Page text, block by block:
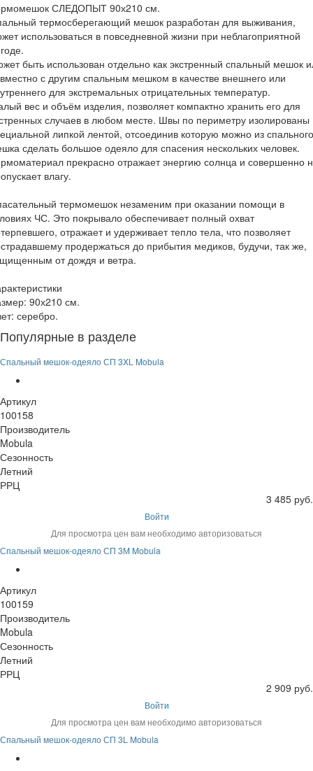
СЛЕДОПЫТ 90х210 см.
термосберегающий мешок разработан для выживания,
использоваться в повседневной жизни при неблагоприятной
быть использован отдельно как экстренный спальный мешок
с другим спальным мешком в качестве внешнего или
для экстремальных отрицательных температур.
вес и объём изделия, позволяет компактно хранить его для
случаев в любом месте. Швы по периметру изолированы
липкой лентой, отсоединив которую можно из спального
сделать большое одеяло для спасения нескольких человек.
прекрасно отражает энергию солнца и совершенно
влагу.
термомешок незаменим при оказании помощи в
ЧС. Это покрывало обеспечивает полный охват
отражает и удерживает тепло тела, что позволяет
продержаться до прибытия медиков, будучи, так же,
от дождя и ветра.
90х210 см.
серебро.
Популярные в разделе
Спальный мешок-одеяло СП 3XL Mobula
Артикул
100158
Производитель
Mobula
Сезонность
Летний
РРЦ
3 485 руб.
Войти
Для просмотра цен вам необходимо авторизоваться
Спальный мешок-одеяло СП 3М Mobula
Артикул
100159
Производитель
Mobula
Сезонность
Летний
РРЦ
2 909 руб.
Войти
Для просмотра цен вам необходимо авторизоваться
Спальный мешок-одеяло СП 3L Mobula